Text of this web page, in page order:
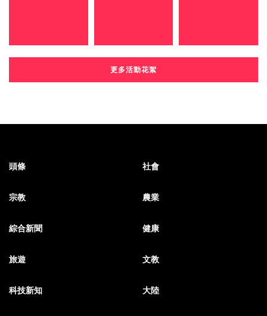
更多活動花絮
頭條 社會
宗教 農業
綜合新聞 健康
旅遊 文教
科技新知 大陸